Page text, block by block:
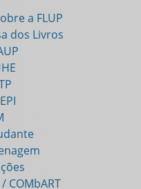
a FLUP
dos Livros
COMbART